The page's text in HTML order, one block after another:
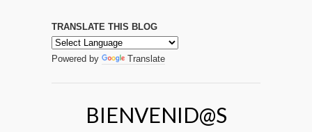
TRANSLATE THIS BLOG
Powered by Translate
BIENVENID@S